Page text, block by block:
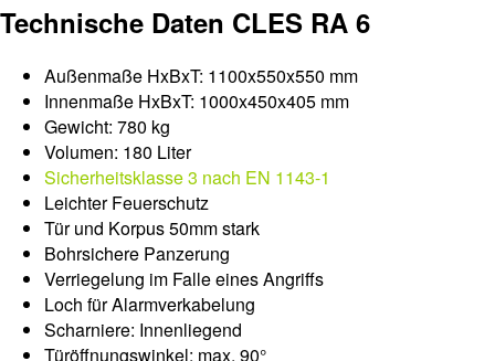
Technische Daten CLES RA 6
Außenmaße HxBxT: 1100x550x550 mm
Innenmaße HxBxT: 1000x450x405 mm
Gewicht: 780 kg
Volumen: 180 Liter
Sicherheitsklasse 3 nach EN 1143-1
Leichter Feuerschutz
Tür und Korpus 50mm stark
Bohrsichere Panzerung
Verriegelung im Falle eines Angriffs
Loch für Alarmverkabelung
Scharniere: Innenliegend
Türöffnungswinkel: max. 90°